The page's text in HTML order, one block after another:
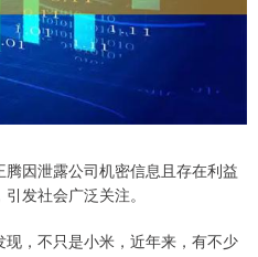
因泄露公司机密信息且存在利益
发社会广泛关注。
现，不只是小米，近年来，有不少